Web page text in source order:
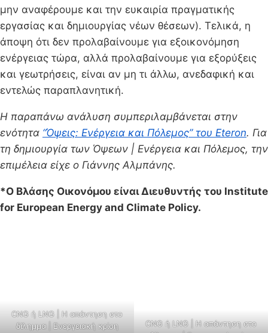
μην αναφέρουμε και την ευκαιρία πραγματικής
εργασίας και δημιουργίας νέων θέσεων). Τελικά, η
άποψη ότι δεν προλαβαίνουμε για εξοικονόμηση
ενέργειας τώρα, αλλά προλαβαίνουμε για εξορύξεις
και γεωτρήσεις, είναι αν μη τι άλλω, ανεδαφική και
εντελώς παραπλανητική.
Η παραπάνω ανάλυση συμπεριλαμβάνεται στην
ενότητα “Όψεις: Ενέργεια και Πόλεμος” του Eteron. Για
τη δημιουργία των Όψεων | Ενέργεια και Πόλεμος, την
επιμέλεια είχε ο Γιάννης Αλμπάνης.
*Ο Βλάσης Οικονόμου είναι Διευθυντής του Institute
for European Energy and Climate Policy.
CNG ή LNG | H απάντηση στο
δίλημμα | Ενεργειακή κρίση
CNG ή LNG | H απάντηση στο